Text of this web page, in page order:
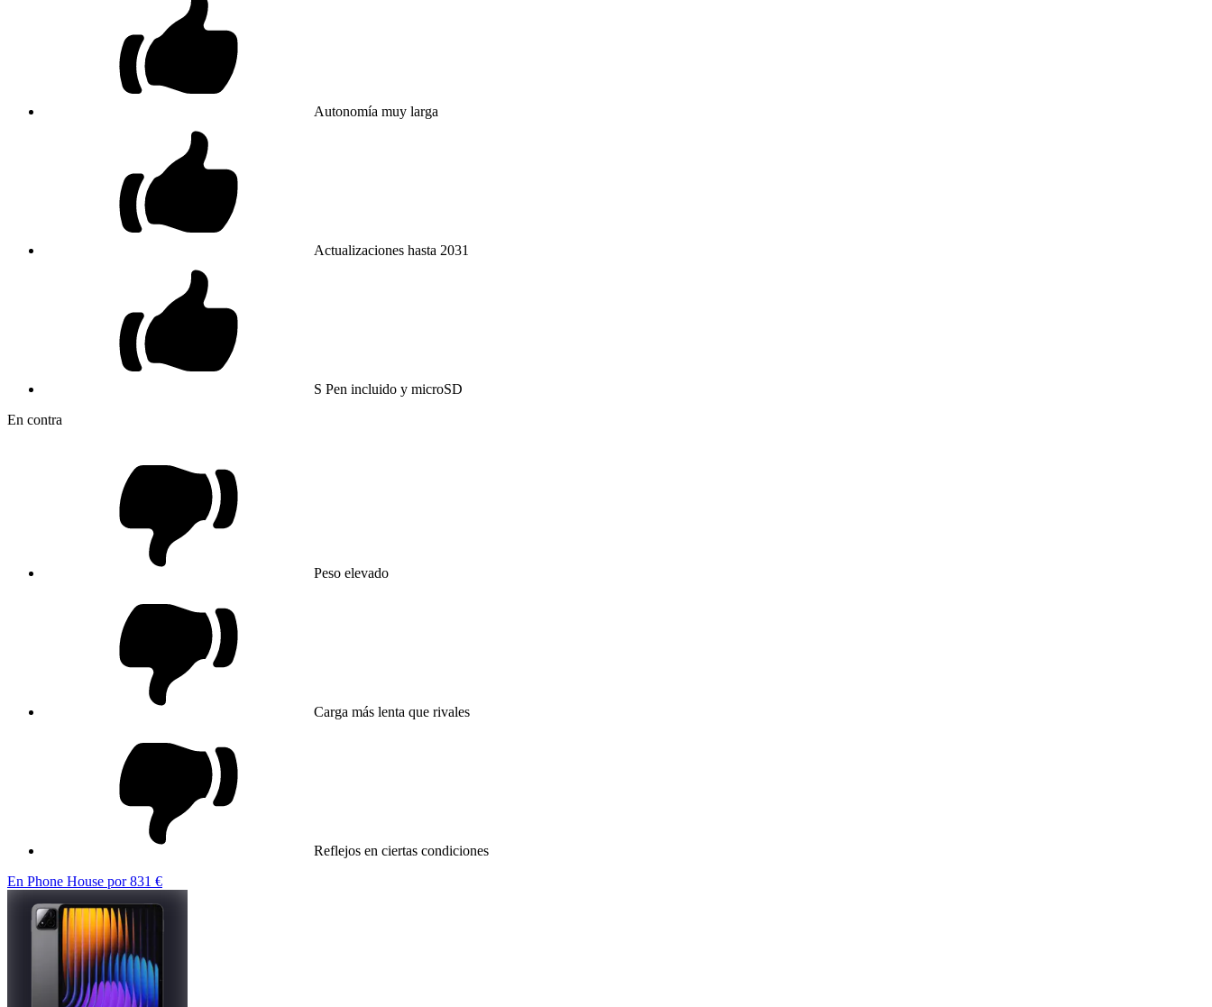
Autonomía muy larga
Actualizaciones hasta 2031
S Pen incluido y microSD
En contra
Peso elevado
Carga más lenta que rivales
Reflejos en ciertas condiciones
En Phone House por 831 €